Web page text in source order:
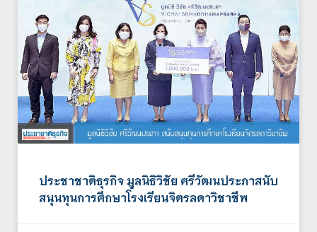
ประชาชาติธุรกิจ มูลนิธิวิชัย ศรีวัฒนประภาสนับ
สนุนทุนการศึกษาโรงเรียนจิตรลดาวิชาชีพ